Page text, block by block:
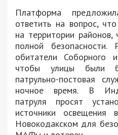
Платформа
ответить на вопрос,
на территории
полной безопасности.
обитатели Соборного
чтобы улицы были
патрульно-постовая
ночное время. В
патруля просят
источники освещения
Новокодакском для